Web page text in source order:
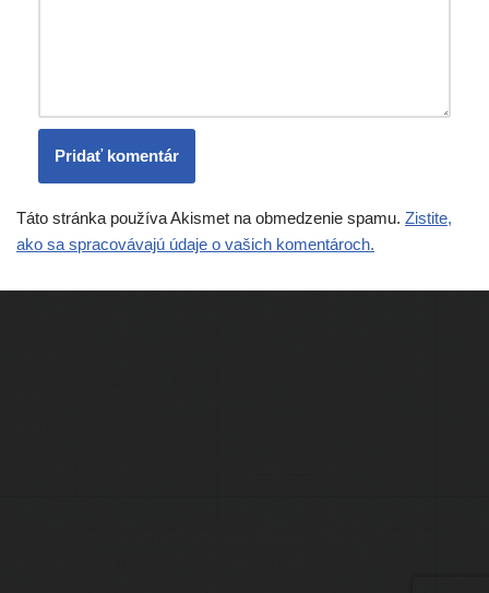
Táto stránka používa Akismet na obmedzenie spamu. Zistite,
ako sa spracovávajú údaje o vašich komentároch.